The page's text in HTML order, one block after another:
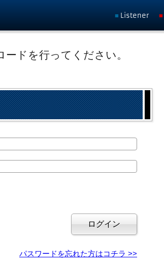
Listener
ドを行ってください。
パスワードを忘れた方はコチラ >>